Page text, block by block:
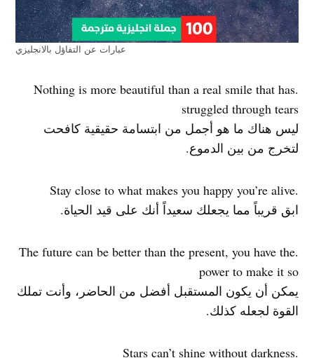
عبارات عن التفاؤل بالانجليزي
.Nothing is more beautiful than a real smile that has
struggled through tears
ليس هناك ما هو أجمل من ابتسامة حقيقية كافحت
لتخرج من بين الدموع.
.Stay close to what makes you happy you’re alive
ابق قريباً مما يجعلك سعيداً أنك على قيد الحياة.
.The future can be better than the present, you have the
power to make it so
يمكن أن يكون المستقبل أفضل من الحاضر، وأنت تملك
القوة لجعله كذلك.
.Stars can’t shine without darkness